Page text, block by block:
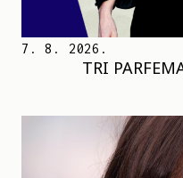
7. 8. 2026.
TRI